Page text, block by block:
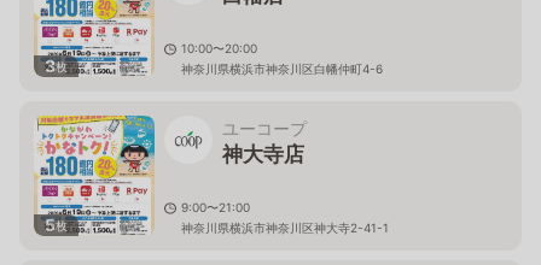
3枚
10:00〜20:00
神奈川県横浜市神奈川区白幡仲町4-6
5枚
ユーコープ
神大寺店
9:00〜21:00
神奈川県横浜市神奈川区神大寺2-41-1